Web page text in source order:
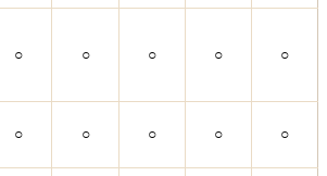
○ ○ ○ ○ ○
○ ○ ○ ○ ○